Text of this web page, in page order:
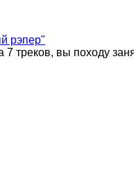
рэпер"
треков, вы походу